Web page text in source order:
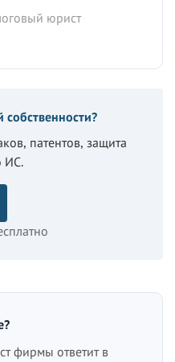
юрист
собственности?
патентов, защита
ИС.
фирмы ответит в